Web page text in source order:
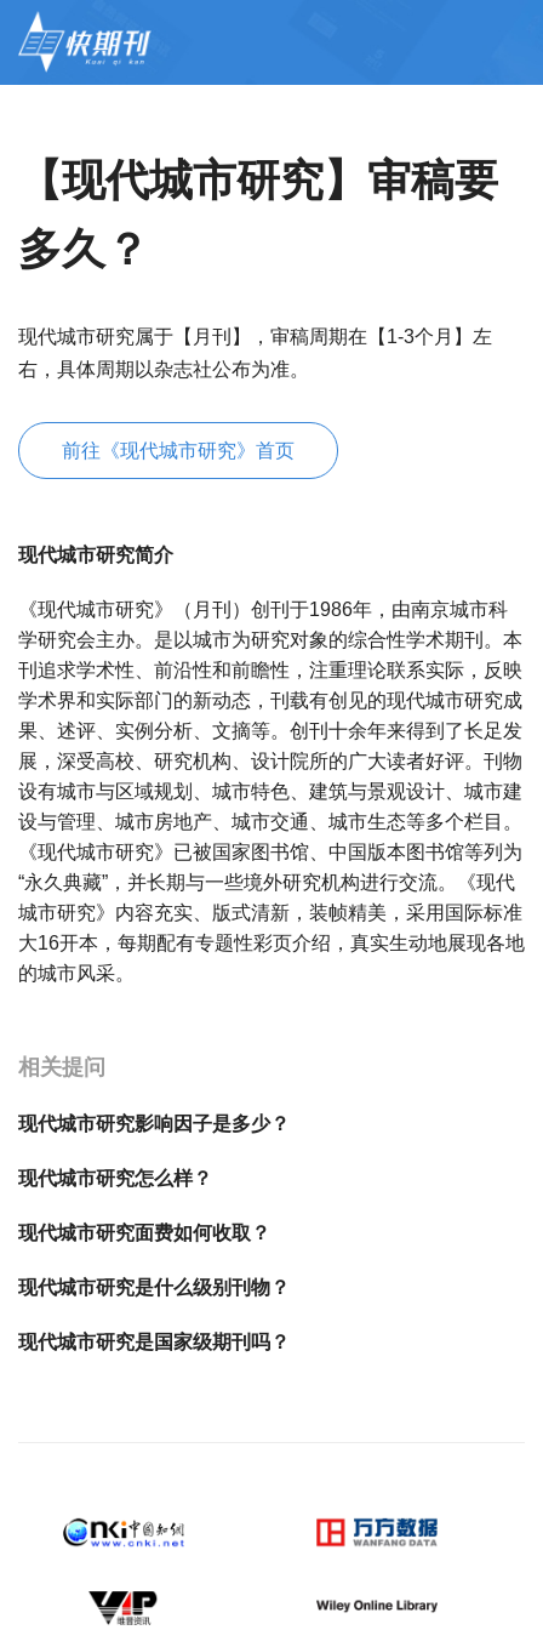
【现代城市研究】审稿要
多久？
现代城市研究属于【月刊】，审稿周期在【1-3个月】左
右，具体周期以杂志社公布为准。
前往《现代城市研究》首页
现代城市研究简介
《现代城市研究》（月刊）创刊于1986年，由南京城市科
学研究会主办。是以城市为研究对象的综合性学术期刊。本
刊追求学术性、前沿性和前瞻性，注重理论联系实际，反映
学术界和实际部门的新动态，刊载有创见的现代城市研究成
果、述评、实例分析、文摘等。创刊十余年来得到了长足发
展，深受高校、研究机构、设计院所的广大读者好评。刊物
设有城市与区域规划、城市特色、建筑与景观设计、城市建
设与管理、城市房地产、城市交通、城市生态等多个栏目。
《现代城市研究》已被国家图书馆、中国版本图书馆等列为
“永久典藏”，并长期与一些境外研究机构进行交流。《现代
城市研究》内容充实、版式清新，装帧精美，采用国际标准
大16开本，每期配有专题性彩页介绍，真实生动地展现各地
的城市风采。
相关提问
现代城市研究影响因子是多少？
现代城市研究怎么样？
现代城市研究面费如何收取？
现代城市研究是什么级别刊物？
现代城市研究是国家级期刊吗？